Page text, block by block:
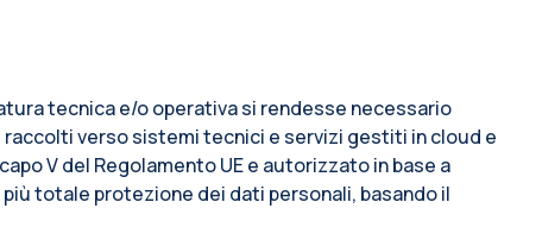
tecnica e/o operativa si rendesse necessario
verso sistemi tecnici e servizi gestiti in cloud e
V del Regolamento UE e autorizzato in base a
totale protezione dei dati personali, basando il